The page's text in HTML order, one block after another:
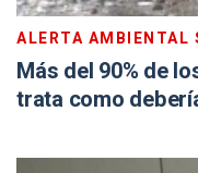
ALERTA AMBIENTAL
Más del 90% de
trata como